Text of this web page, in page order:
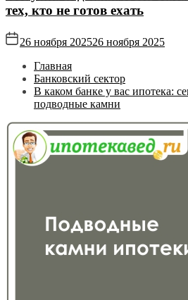
тех, кто не готов ехать
26 ноября 202526 ноября 2025
Главная
Банковский сектор
В каком банке у вас ипотека:
подводные камни